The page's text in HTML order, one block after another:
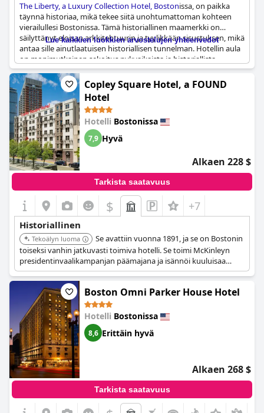
The Liberty, a Luxury Collection Hotel, Bostonissa, on paikka
täynnä historiaa, mikä tekee siitä unohtumattoman kohteen
vierailullesi Bostonissa. Tämä historiallinen maamerkki on
säilyttänyt eloisan arkkitehtuurin ja tyylikkään sisustuksen, mikä
antaa sille ainutlaatuisen historiallisen tunnelman. Hotellin aula
on monimutkainen sekoitus nykyaikaista ja historiallista
muotoilua kauniilla seinäpinnoitteilla. Hotelli tarjoaa kiehtovan
kävelyn sen edeltävän historian läpi. Huoneiden suunnittelussa
on kaunis näköala Bostonin kaupunkiin. Kylpyhuone on upea,
erityisesti suihkukaappi. Vaikka eleganssi ja mukavuudet ovat
merkittäviä, tunnelma on se, mikä tekee vieraisiin suurimman
vaikutuksen. Huolimatta muodonmuutoksesta siitä, mitä se
kerran oli, "vankilana", CLINK-ravintola säilyttää edelleen
tunnelman ja historian, joka juontaa juurensa sen alkuperäiseen
tilaan. Kaiken kaikkiaan kokemus paikasta oli fantastinen,
sijainnin ollessa loistava ja historian kiehtova.
Lue kaikkien luokkien arvostelujen yhteenvedot
Copley Square Hotel, a FOUND
Hotel
Hotelli Bostonissa
7,9 Hyvä
Alkaen 228 $
Tarkista saatavuus
$ +7
Historiallinen
Tekoälyn luoma
Se avattiin vuonna 1891, ja se on Bostonin
toiseksi vanhin jatkuvasti toimiva hotelli. Se toimi McKinleyn
presidentinvaalikampanjan päämajana ja isännöi kuuluisaa
Storyville Jazz Clubia 1940-luvulla, jossa esiintyi legendaarisia
artisteja.
Boston Omni Parker House Hotel
Hotelli Bostonissa
8,6 Erittäin hyvä
Alkaen 268 $
Tarkista saatavuus